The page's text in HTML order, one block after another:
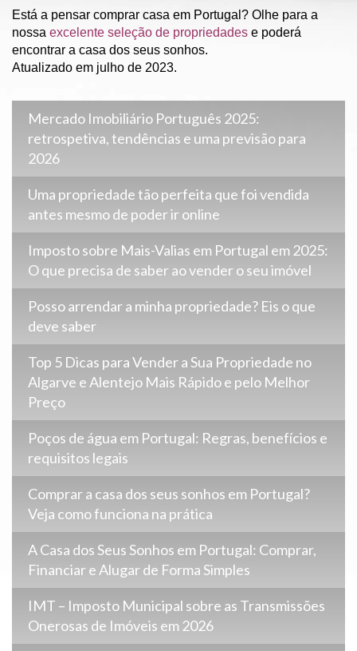
Está a pensar comprar casa em Portugal? Olhe para a
nossa excelente seleção de propriedades e poderá
encontrar a casa dos seus sonhos.
Atualizado em julho de 2023.
Mercado Imobiliário Português 2025:
retrospetiva, tendências e uma previsão para
2026
Uma propriedade tão perfeita que foi vendida
antes mesmo de poder ir online
Imposto sobre Mais-Valias em Portugal em 2025:
O que precisa de saber ao vender o seu imóvel
Posso arrendar a minha propriedade? Eis o que
deve saber
Top 5 Dicas para Vender a Sua Propriedade no
Algarve e Alentejo Mais Rápido e pelo Melhor
Preço
Poços de água em Portugal: Regras, benefícios e
requisitos legais
Comprar a casa dos seus sonhos em Portugal?
Veja como funciona na prática
A Casa dos Seus Sonhos em Portugal: Comprar,
Financiar e Alugar de Forma Simples
IMT – Imposto Municipal sobre as Transmissões
Onerosas de Imóveis em 2026